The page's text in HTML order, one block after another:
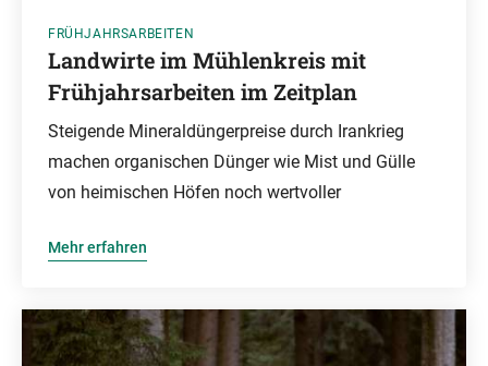
FRÜHJAHRSARBEITEN
Landwirte im Mühlenkreis mit
Frühjahrsarbeiten im Zeitplan
Steigende Mineraldüngerpreise durch Irankrieg
machen organischen Dünger wie Mist und Gülle
von heimischen Höfen noch wertvoller
Mehr erfahren